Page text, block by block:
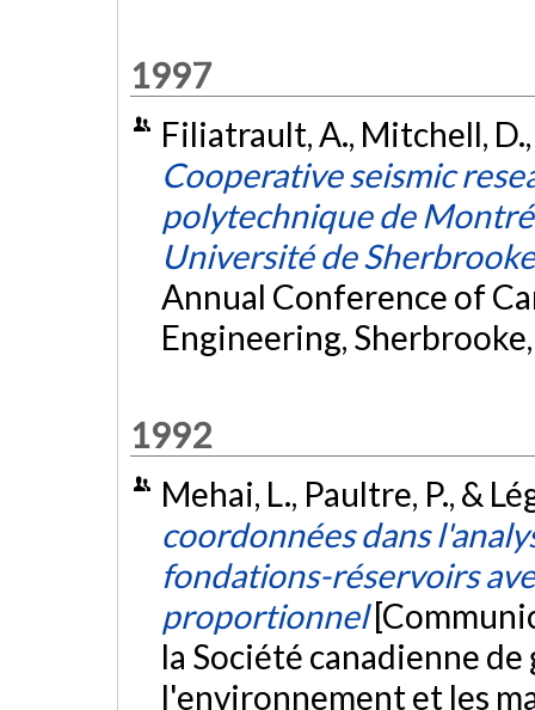
1997
Filiatrault, A., Mitchell,
Cooperative seismic
polytechnique de
Université de Sherbrooke
Annual Conference of
Engineering,
1992
Mehai, L., Paultre, P., &
coordonnées dans
fondations-réservoirs
proportionnel
la Société canadienne
l'environnement et les